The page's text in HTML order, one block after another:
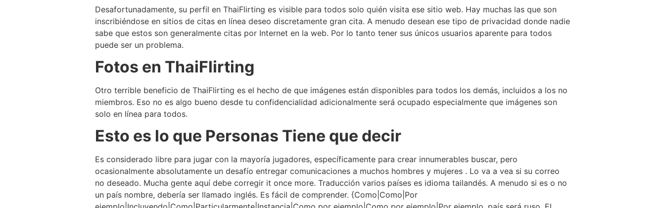
Desafortunadamente, su perfil en ThaiFlirting es visible para todos solo quién visita ese sitio web. Hay muchas las que son
inscribiéndose en sitios de citas en línea deseo discretamente gran cita. A menudo desean ese tipo de privacidad donde nadie
sabe que estos son generalmente citas por Internet en la web. Por lo tanto tener sus únicos usuarios aparente para todos
puede ser un problema.
Fotos en ThaiFlirting
Otro terrible beneficio de ThaiFlirting es el hecho de que imágenes están disponibles para todos los demás, incluidos a los no
miembros. Eso no es algo bueno desde tu confidencialidad adicionalmente será ocupado especialmente que imágenes son
solo en línea para todos.
Esto es lo que Personas Tiene que decir
Es considerado libre para jugar con la mayoría jugadores, específicamente para crear innumerables buscar, pero
ocasionalmente absolutamente un desafío entregar comunicaciones a muchos hombres y mujeres . Lo va a vea si su correo
no deseado. Mucha gente aquí debe corregir it once more. Traducción varios países es idioma tailandés. A menudo si es o no
un país nombre, debería ser llamado inglés. Es fácil de comprender. {Como|Como|Por